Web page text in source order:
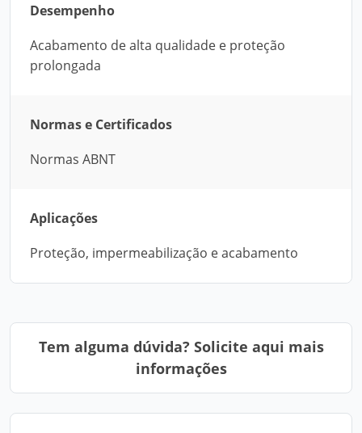
Desempenho
Acabamento de alta qualidade e proteção
prolongada
Normas e Certificados
Normas ABNT
Aplicações
Proteção, impermeabilização e acabamento
Tem alguma dúvida? Solicite aqui mais
informações